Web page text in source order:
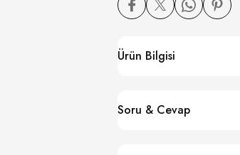
Ürün Bilgisi
Soru & Cevap